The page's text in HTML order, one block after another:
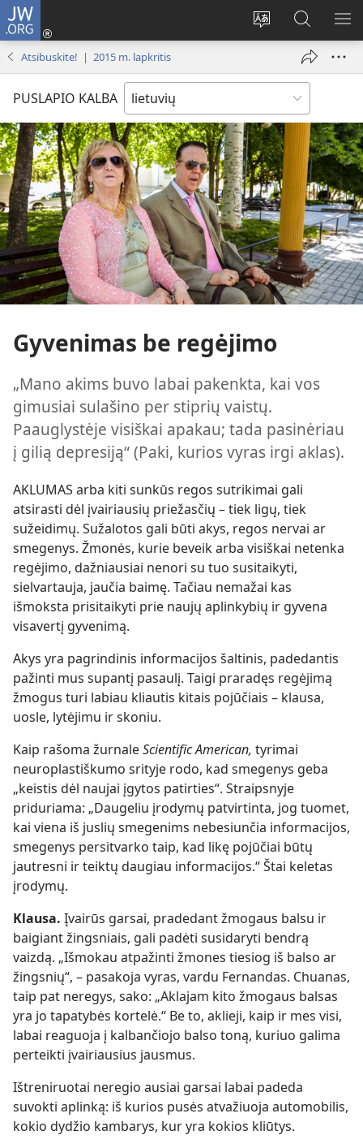
JW.ORG
Pakeisti
svetainės
Prisijungti
(atsiveria Paieška
svetainėje
JW.ORG
Atsibuskite! | 2015 m. lapkritis
PUSLAPIO KALBA
Gyvenimas be regėjimo
„Mano akims buvo labai pakenkta, kai vos
gimusiai sulašino per stiprių vaistų.
Paauglystėje visiškai apakau; tada pasinėriau
į gilią depresiją“ (Paki, kurios vyras irgi aklas).
AKLUMAS arba kiti sunkūs regos sutrikimai gali
atsirasti dėl įvairiausių priežasčių – tiek ligų, tiek
sužeidimų. Sužalotos gali būti akys, regos nervai ar
smegenys. Žmonės, kurie beveik arba visiškai netenka
regėjimo, dažniausiai nenori su tuo susitaikyti,
sielvartauja, jaučia baimę. Tačiau nemažai kas
išmoksta prisitaikyti prie naujų aplinkybių ir gyvena
visavertį gyvenimą.
Akys yra pagrindinis informacijos šaltinis, padedantis
pažinti mus supantį pasaulį. Taigi praradęs regėjimą
žmogus turi labiau kliautis kitais pojūčiais – klausa,
uosle, lytėjimu ir skoniu.
Kaip rašoma žurnaleScientific American, tyrimai
neuroplastiškumo srityje rodo, kad smegenys geba
„keistis dėl naujai įgytos patirties“. Straipsnyje
priduriama: „Daugeliu įrodymų patvirtinta, jog tuomet,
kai viena iš juslių smegenims nebesiunčia informacijos,
smegenys persitvarko taip, kad likę pojūčiai būtų
jautresni ir teiktų daugiau informacijos.“ Štai keletas
įrodymų.
Klausa. Įvairūs garsai, pradedant žmogaus balsu ir
baigiant žingsniais, gali padėti susidaryti bendrą
vaizdą. „Išmokau atpažinti žmones tiesiog iš balso ar
žingsnių“, – pasakoja vyras, vardu Fernandas. Chuanas,
taip pat neregys, sako: „Aklajam kito žmogaus balsas
yra jo tapatybės kortelė.“ Be to, aklieji, kaip ir mes visi,
labai reaguoja į kalbančiojo balso toną, kuriuo galima
perteikti įvairiausius jausmus.
Ištreniruotai neregio ausiai garsai labai padeda
suvokti aplinką: iš kurios pusės atvažiuoja automobilis,
kokio dydžio kambarys, kur yra kokios kliūtys.